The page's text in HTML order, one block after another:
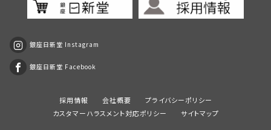
銀座日新堂 Instagram
銀座日新堂 Facebook
採用情報 会社概要
プライバシーポリシー
カスタマーハラスメント対応ポリシー
サイトマップ